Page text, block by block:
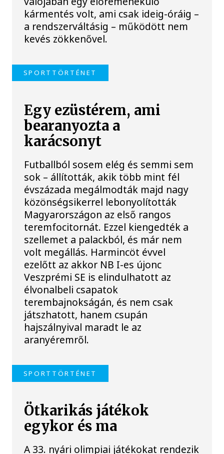
kármentés volt, ami csak ideig-óráig –
a rendszerváltásig – működött nem
kevés zökkenővel.
SPORTTÖRTÉNET
Egy ezüstérem, ami
bearanyozta a
karácsonyt
Futballból sosem elég és semmi sem
sok – állították, akik több mint fél
évszázada megálmodták majd nagy
közönségsikerrel lebonyolították
Magyarországon az első rangos
teremfocitornát. Ezzel kiengedték a
szellemet a palackból, és már nem
volt megállás. Harmincöt évvel
ezelőtt az akkor NB I-es újonc
Veszprémi SE is elindulhatott az
élvonalbeli csapatok
terembajnokságán, és nem csak
játszhatott, hanem csupán
hajszálnyival maradt le az
aranyéremről.
SPORTTÖRTÉNET
Ötkarikás játékok
egykor és ma
A 33. nyári olimpiai játékokat rendezik